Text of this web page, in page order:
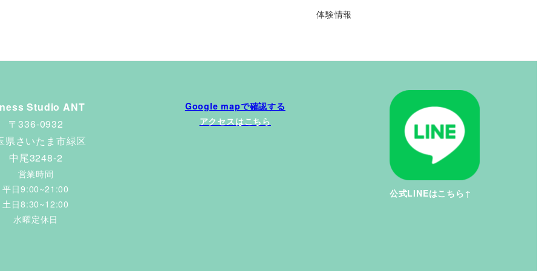
体験情報
Studio ANT
〒336-0932
県さいたま市緑区
中尾3248-2
営業時間
平日9:00~21:00
土日8:30~12:00
水曜定休日
Google mapで確認する
アクセスはこちら
公式LINEはこちら↑